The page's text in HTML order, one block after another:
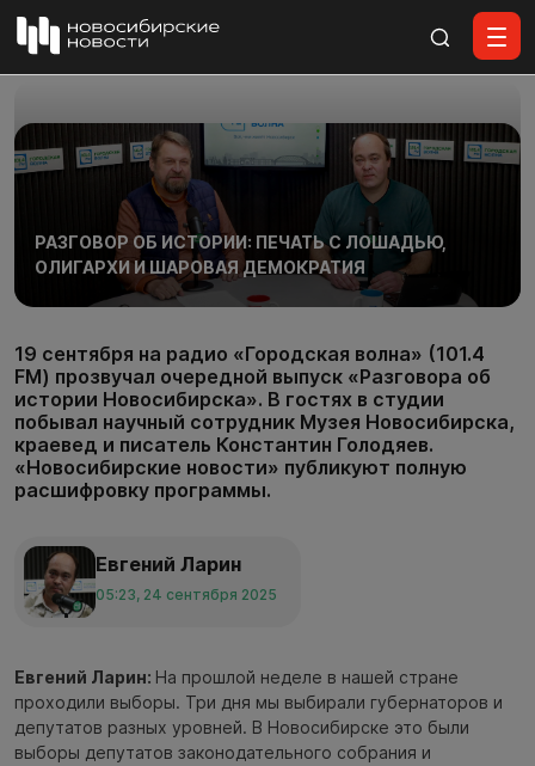
РАЗГОВОР ОБ ИСТОРИИ: ПЕЧАТЬ С ЛОШАДЬЮ,
ОЛИГАРХИ И ШАРОВАЯ ДЕМОКРАТИЯ
19 сентября на радио «Городская волна» (101.4
FM) прозвучал очередной выпуск «Разговора об
истории Новосибирска». В гостях в студии
побывал научный сотрудник Музея Новосибирска,
краевед и писатель Константин Голодяев.
«Новосибирские новости» публикуют полную
расшифровку программы.
Евгений Ларин
05:23, 24 сентября 2025
Евгений Ларин: На прошлой неделе в нашей стране
проходили выборы. Три дня мы выбирали губернаторов и
депутатов разных уровней. В Новосибирске это были
выборы депутатов законодательного собрания и